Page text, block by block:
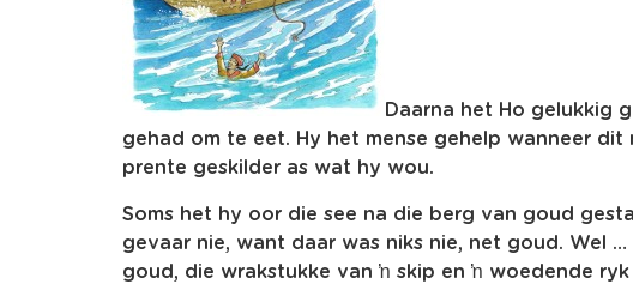
Daarna het Ho gelukkig
gehad om te eet. Hy het mense gehelp wanneer
prente geskilder as wat hy wou.
Soms het hy oor die see na die berg van goud
gevaar nie, want daar was niks nie, net goud. Wel
goud, die wrakstukke van ŉ skip en ŉ woedende ryk